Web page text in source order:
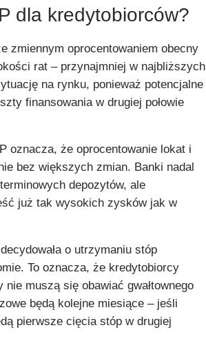
dla kredytobiorców?
zmiennym oprocentowaniem obecny
rat – przynajmniej w najbliższych
na rynku, ponieważ potencjalne
finansowania w drugiej połowie
oznacza, że oprocentowanie lokat i
bez większych zmian. Banki nadal
depozytów, ale
już tak wysokich zysków jak w
o utrzymaniu stóp
To oznacza, że kredytobiorcy
muszą się obawiać gwałtownego
będą kolejne miesiące – jeśli
pierwsze cięcia stóp w drugiej